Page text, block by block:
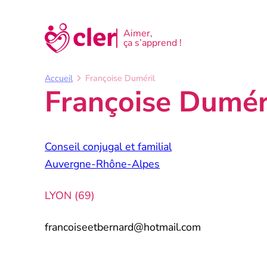
Aimer,
ça s’apprend !
Accueil Françoise Duméril
Françoise
Conseil conjugal et familial
Auvergne-Rhône-Alpes
LYON (69)
francoiseetbernard@hotmail.com